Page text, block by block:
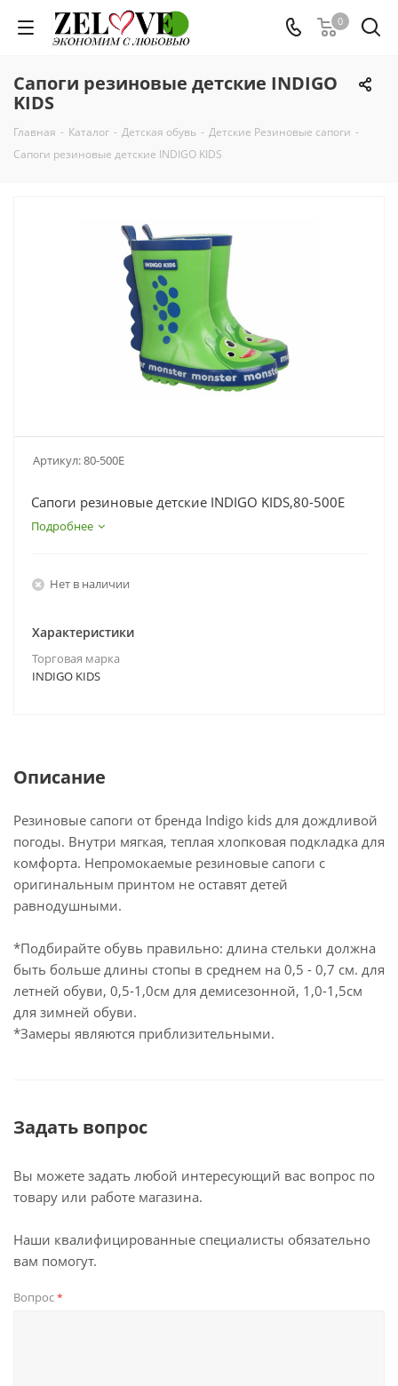
0
Сапоги резиновые детские INDIGO
KIDS
Главная - Каталог - Детская обувь - Детские Резиновые сапоги -
Сапоги резиновые детские INDIGO KIDS
Артикул:80-500E
Сапоги резиновые детские INDIGO KIDS,80-500E
Подробнее
Нет в наличии
Характеристики
Торговая марка
INDIGO KIDS
Описание
Резиновые сапоги от бренда Indigo kids для дождливой
погоды. Внутри мягкая, теплая хлопковая подкладка для
комфорта. Непромокаемые резиновые сапоги с
оригинальным принтом не оставят детей
равнодушными.
*Подбирайте обувь правильно: длина стельки должна
быть больше длины стопы в среднем на 0,5 - 0,7 см. для
летней обуви, 0,5-1,0см для демисезонной, 1,0-1,5см
для зимней обуви.
*Замеры являются приблизительными.
Задать вопрос
Вы можете задать любой интересующий вас вопрос по
товару или работе магазина.
Наши квалифицированные специалисты обязательно
вам помогут.
Вопрос*